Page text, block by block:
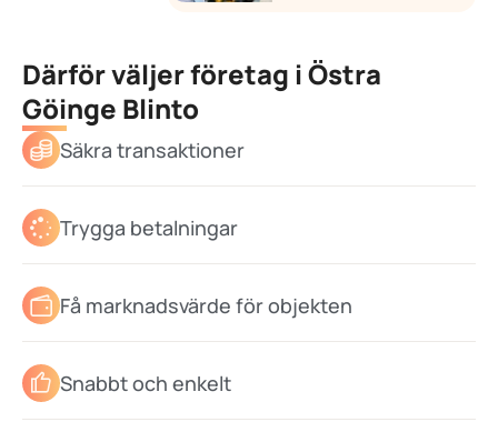
Därför väljer företag i Östra
Göinge Blinto
Säkra transaktioner
Trygga betalningar
Få marknadsvärde för objekten
Snabbt och enkelt